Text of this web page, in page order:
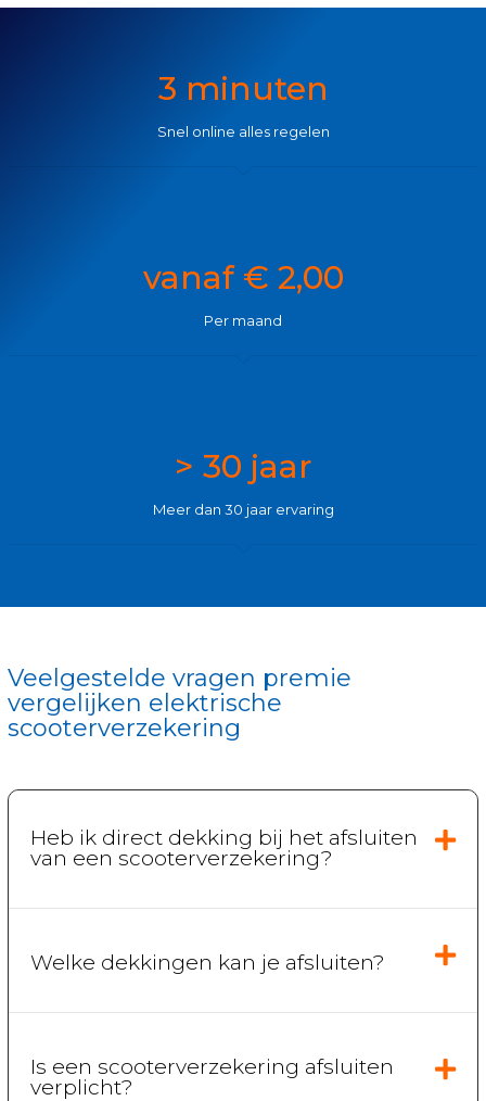
3 minuten
Snel online alles regelen
vanaf € 2,00
Per maand
> 30 jaar
Meer dan 30 jaar ervaring
Veelgestelde vragen premie
vergelijken elektrische
scooterverzekering
Heb ik direct dekking bij het afsluiten
van een scooterverzekering?
Welke dekkingen kan je afsluiten?
Is een scooterverzekering afsluiten
verplicht?